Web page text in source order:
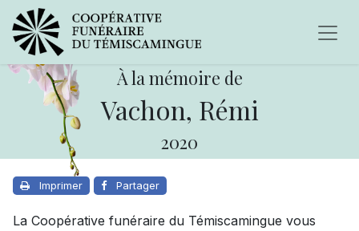
À la mémoire de
Vachon, Rémi
2020
Imprimer Partager
La Coopérative funéraire du Témiscamingue vous